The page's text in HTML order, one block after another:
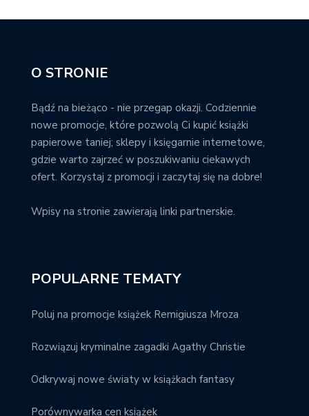
O STRONIE
Bądź na bieżąco - nie przegap okazji. Codziennie
nowe promocje, które pozwolą Ci kupić książki
papierowe taniej; sklepy i księgarnie internetowe,
gdzie warto zajrzeć w poszukiwaniu ciekawych
ofert. Korzystaj z promocji i zaczytaj się na dobre!
Wpisy na stronie zawierają linki partnerskie.
POPULARNE TEMATY
Poluj na promocje książek Remigiusza Mroza
Rozwiązuj kryminalne zagadki Agathy Christie
Odkrywaj nowe światy w książkach fantasy
Porównywarka cen książek